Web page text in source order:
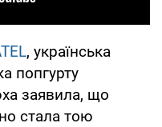
, українська
попгурту
заявила, що
стала тою